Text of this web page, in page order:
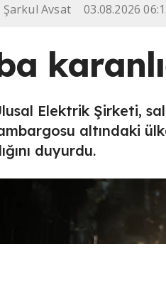
Şarkul Avsat 03.08.2026
Elektrik Şirketi,
altındaki
duyurdu.